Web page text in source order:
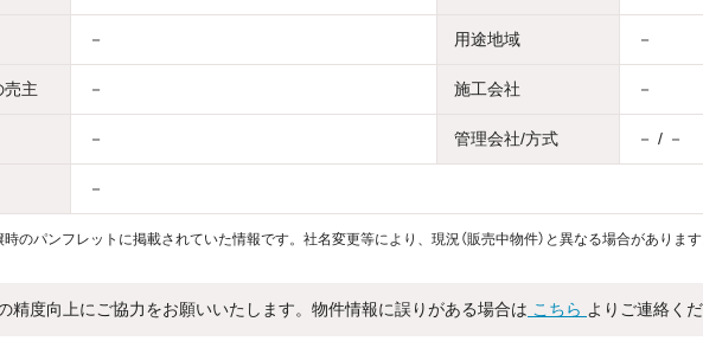
－ 用途地域 －
売主 － 施工会社 －
－ 管理会社/方式 － / －
－
時のパンフレットに掲載されていた情報です。社名変更等により、現況（販売中物件）と異なる場合があります
精度向上にご協力をお願いいたします。物件情報に誤りがある場合は こちら よりご連絡くだ